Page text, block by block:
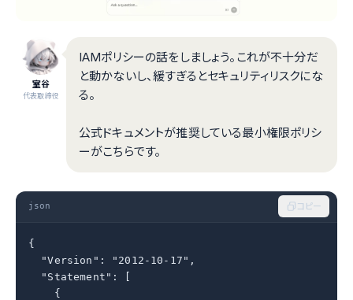
室谷
代表取締役
IAMポリシーの話をしましょう。これが不十分だ
と動かないし、緩すぎるとセキュリティリスクにな
る。
公式ドキュメントが推奨している最小権限ポリシ
ーがこちらです。
json コピー
{
  "Version": "2012-10-17",
  "Statement": [
    {